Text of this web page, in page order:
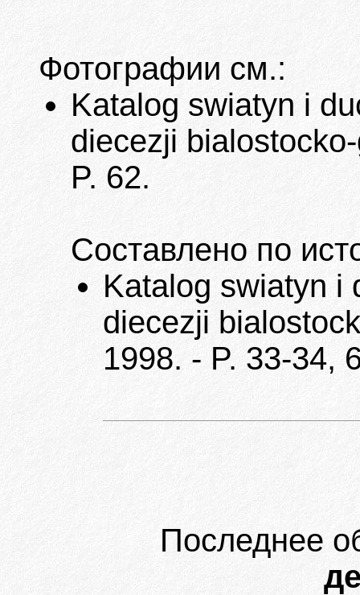
Фотографии см.:
Katalog swiatyn i
diecezji
P. 62.
Составлено по
Katalog swiatyn i
diecezji
1998. - P. 33-34,
Последнее